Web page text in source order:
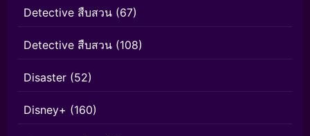
Detective สืบสวน (67)
Detective สืบสวน (108)
Disaster (52)
Disney+ (160)